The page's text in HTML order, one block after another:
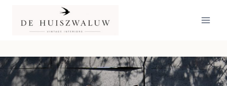
inhoud